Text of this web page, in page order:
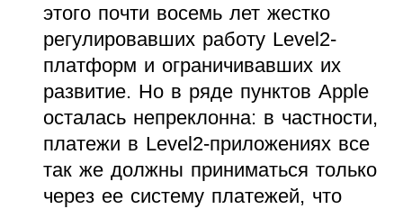
этого почти восемь лет жестко
регулировавших работу Level2-
платформ и ограничивавших их
развитие. Но в ряде пунктов Apple
осталась непреклонна: в частности,
платежи в Level2-приложениях все
так же должны приниматься только
через ее систему платежей, что